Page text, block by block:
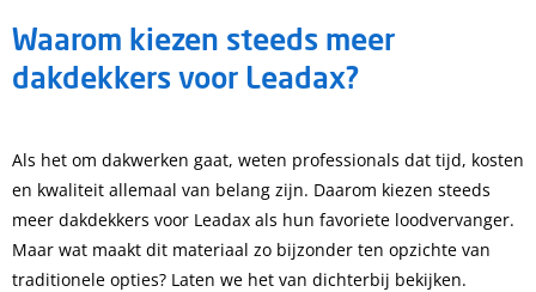
Waarom kiezen steeds meer
dakdekkers voor Leadax?
Als het om dakwerken gaat, weten professionals dat tijd, kosten
en kwaliteit allemaal van belang zijn. Daarom kiezen steeds
meer dakdekkers voor Leadax als hun favoriete loodvervanger.
Maar wat maakt dit materiaal zo bijzonder ten opzichte van
traditionele opties? Laten we het van dichterbij bekijken.